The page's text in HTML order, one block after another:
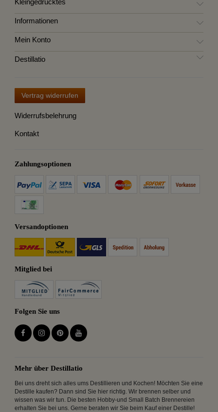
Kleingedrucktes
Informationen
Mein Konto
Destillatio
Vertrag widerrufen
Widerrufsbelehrung
Kontakt
Zahlungsoptionen
Versandoptionen
Mitglied bei
Folgen Sie uns
Mehr über Destillatio
Bei uns dreht sich alles ums Destillieren und Kochen! Möchten Sie eine
Destille kaufen? Dann sind Sie hier richtig. Wir brennen selber und
wissen was wir tun. Die besten Hobby-und Small Batch Brennereien
erhalten Sie bei uns. Gerne beraten wir Sie beim Kauf einer Destille!